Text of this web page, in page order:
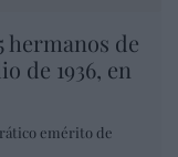
hermanos de
de 1936, en
emérito de